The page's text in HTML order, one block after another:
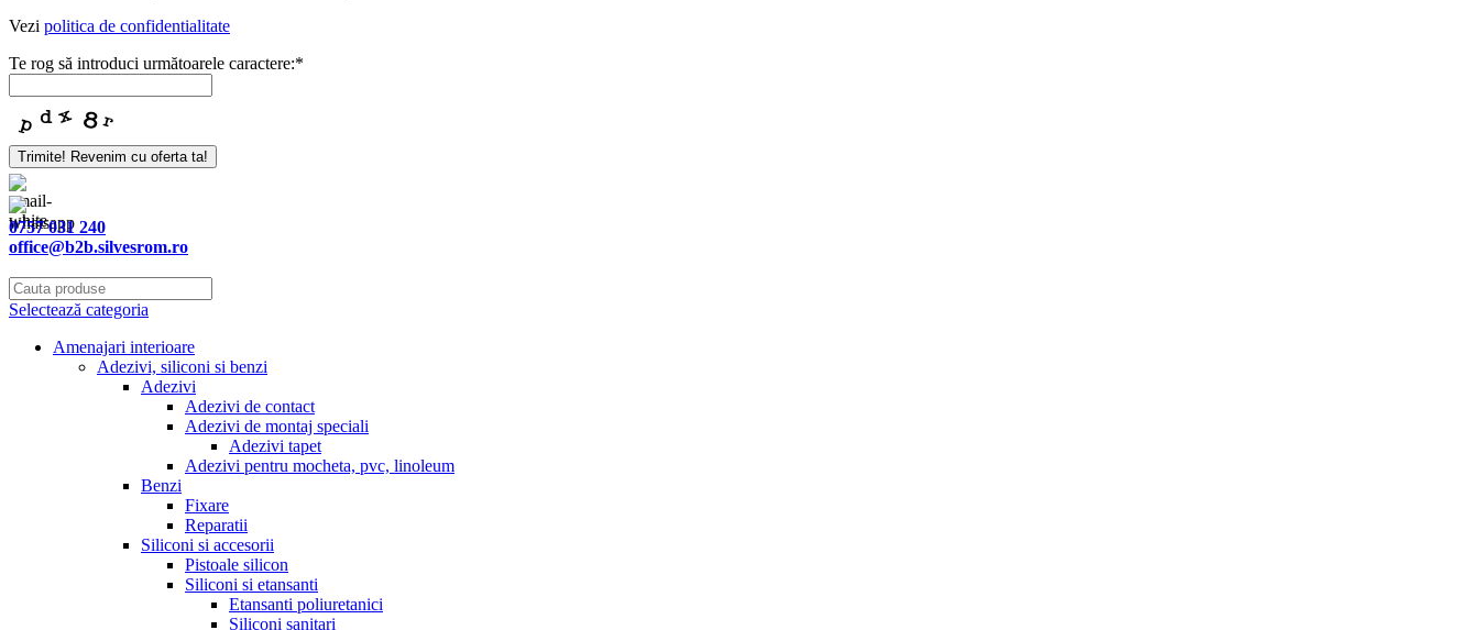
Vezi politica de confidentialitate
Te rog să introduci următoarele caractere:*
Trimite! Revenim cu oferta ta!
0757 031 240
office@b2b.silvesrom.ro
Selectează categoria
Amenajari interioare
Adezivi, siliconi si benzi
Adezivi
Adezivi de contact
Adezivi de montaj speciali
Adezivi tapet
Adezivi pentru mocheta, pvc, linoleum
Benzi
Fixare
Reparatii
Siliconi si accesorii
Pistoale silicon
Siliconi si etansanti
Etansanti poliuretanici
Siliconi sanitari